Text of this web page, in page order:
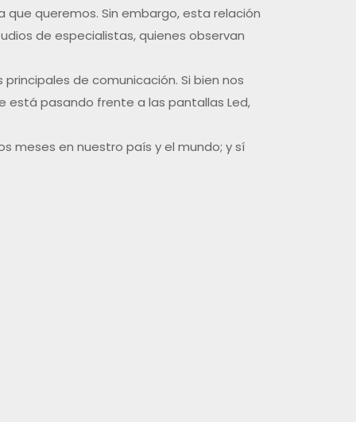
queremos. Sin embargo, esta relación
de especialistas, quienes observan
de comunicación. Si bien nos
está pasando frente a las pantallas Led,
meses en nuestro país y el mundo; y sí